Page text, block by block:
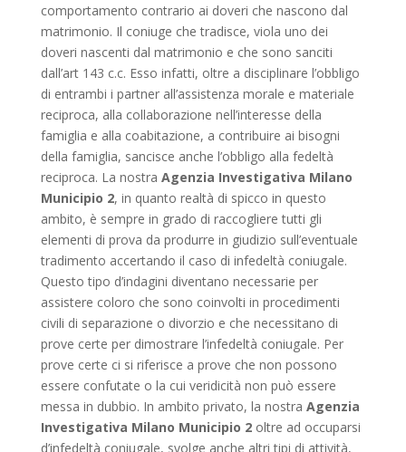
comportamento contrario ai doveri che nascono dal
matrimonio. Il coniuge che tradisce, viola uno dei
doveri nascenti dal matrimonio e che sono sanciti
dall’art 143 c.c. Esso infatti, oltre a disciplinare l’obbligo
di entrambi i partner all’assistenza morale e materiale
reciproca, alla collaborazione nell’interesse della
famiglia e alla coabitazione, a contribuire ai bisogni
della famiglia, sancisce anche l’obbligo alla fedeltà
reciproca. La nostra Agenzia Investigativa Milano
Municipio 2, in quanto realtà di spicco in questo
ambito, è sempre in grado di raccogliere tutti gli
elementi di prova da produrre in giudizio sull’eventuale
tradimento accertando il caso di infedeltà coniugale.
Questo tipo d’indagini diventano necessarie per
assistere coloro che sono coinvolti in procedimenti
civili di separazione o divorzio e che necessitano di
prove certe per dimostrare l’infedeltà coniugale. Per
prove certe ci si riferisce a prove che non possono
essere confutate o la cui veridicità non può essere
messa in dubbio. In ambito privato, la nostra Agenzia
Investigativa Milano Municipio 2oltre ad occuparsi
d’infedeltà coniugale, svolge anche altri tipi di attività,